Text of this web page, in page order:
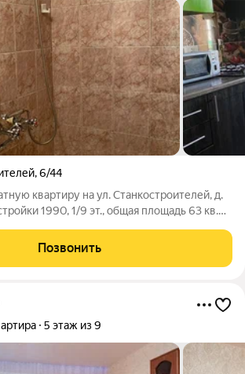
,6/44
квартиру на ул. Станкостроителей, д.
1990, 1/9 эт., общая площадь 63 кв.м.
остеклена и обшита. Большой
и
Позвонить
5 этаж из 9